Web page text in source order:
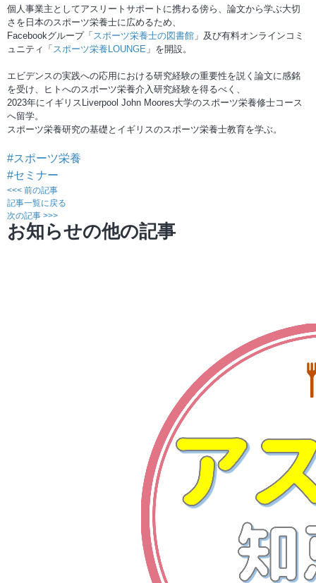
個人事業主としてアスリートサポートに携わる傍ら、論文から学ぶ大切
さを日本のスポーツ栄養士に広めるため、
Facebookグループ「 スポーツ栄養士の図書館 」及び有料オンラインコミ
ュニティ「 スポーツ栄養LOUNGE 」を開設。
エビデンスの実践への応用における研究経験の重要性を説く論文に感銘
を受け、ヒトへのスポーツ栄養介入研究経験を得るべく、
2023年にイギリスLiverpool John Moores大学のスポーツ栄養修士コース
へ留学。
スポーツ栄養研究の基礎とイギリスのスポーツ栄養士教育を学ぶ。
#スポーツ栄養
#セミナー
<<< 前の記事
記事一覧に戻る
次の記事 >>>
お知らせの他の記事